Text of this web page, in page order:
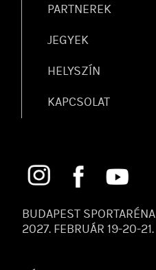
PARTNEREK
JEGYEK
HELYSZÍN
KAPCSOLAT
BUDAPEST SPORTARÉNA
2027. FEBRUÁR 19-20-21.